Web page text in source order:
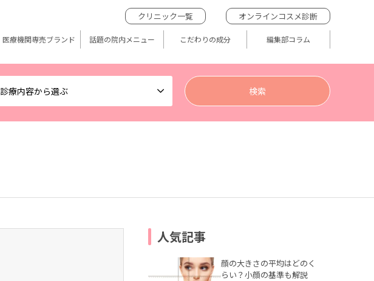
診療内容から選ぶ
クリニック一覧 オンラインコスメ診断
医療機関専売ブランド 話題の院内メニュー こだわりの成分 編集部コラム
人気記事
顔の大きさの平均はどのく
らい？小顔の基準も解説